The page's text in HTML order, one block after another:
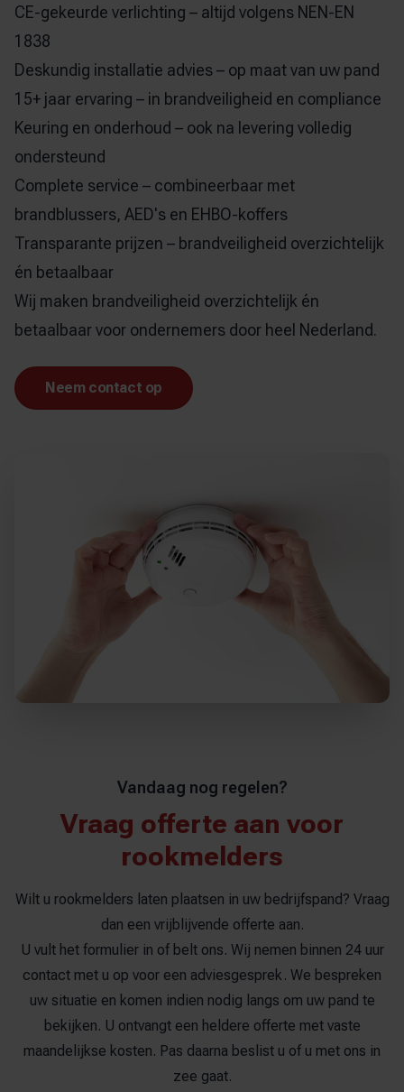
CE-gekeurde verlichting – altijd volgens NEN-EN
1838
Deskundig installatie advies – op maat van uw pand
15+ jaar ervaring – in brandveiligheid en compliance
Keuring en onderhoud – ook na levering volledig
ondersteund
Complete service – combineerbaar met
brandblussers, AED's en EHBO-koffers
Transparante prijzen – brandveiligheid overzichtelijk
én betaalbaar
Wij maken brandveiligheid overzichtelijk én
betaalbaar voor ondernemers door heel Nederland.
Neem contact op
Vandaag nog regelen?
Vraag offerte aan voor
rookmelders
Wilt u rookmelders laten plaatsen in uw bedrijfspand? Vraag
dan een vrijblijvende offerte aan.
U vult het formulier in of belt ons. Wij nemen binnen 24 uur
contact met u op voor een adviesgesprek. We bespreken
uw situatie en komen indien nodig langs om uw pand te
bekijken. U ontvangt een heldere offerte met vaste
maandelijkse kosten. Pas daarna beslist u of u met ons in
zee gaat.